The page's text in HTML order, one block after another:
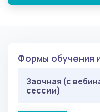
Формы обучения
Заочная (с
сессии)